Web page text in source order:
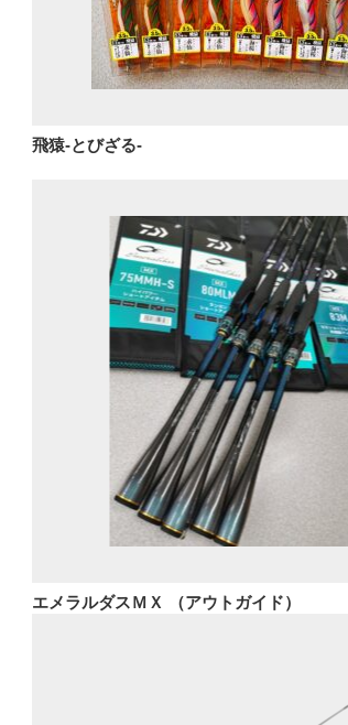
飛猿-とびざる-
エメラルダスＭＸ （アウトガイド）